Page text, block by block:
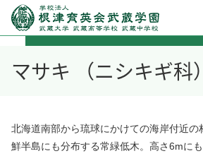
マサキ （ニシキギ科）
北海道南部から琉球にかけての海岸付近の
鮮半島にも分布する常緑低木。高さ6mに